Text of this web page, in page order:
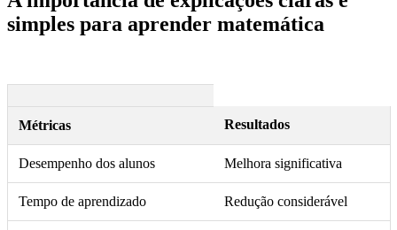
simples para aprender matemática
Métricas Resultados
Desempenho dos alunos Melhora significativa
Tempo de aprendizado Redução considerável